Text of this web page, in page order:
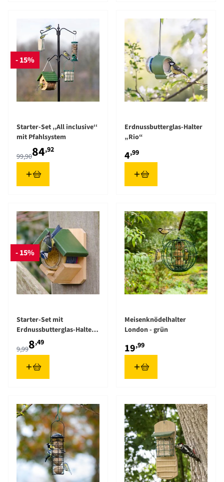
- 15%
Starter-Set ‚‚All inclusive‘‘
mit Pfahlsystem
99,9084,92
Erdnussbutterglas-Halter
„Rio“
4,99
- 15%
Starter-Set mit
Erdnussbutterglas-Halter
„Dublin“ inklusive
Erdnussbutter
9,998,49
Meisenknödelhalter
London - grün
19,99